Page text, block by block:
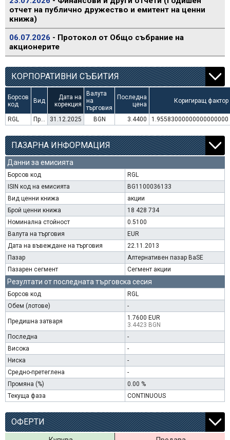
отчет на публично дружество и емитент на ценни
книжа)
06.07.2026 - Протокол от Общо събрание на
акционерите
КОРПОРАТИВНИ СЪБИТИЯ
Борсов
код
Вид
Дата на
корекция
Валута
на
търговия
Последна
цена
Коригиращ фактор
RGL Преминаване към търговия в Евро 31.12.2025 BGN 3.4400 1.95583000000000000000
ПАЗАРНА ИНФОРМАЦИЯ
Данни за емисията
Борсов код
RGL
ISIN код на емисията
BG1100036133
Вид ценни книжа
акции
Брой ценни книжа
18 428 734
Номинална стойност
0.5100
Валута на търговия
EUR
Дата на въвеждане на търговия
22.11.2013
Пазар
Алтернативен пазар BaSE
Пазарен сегмент
Сегмент акции
Резултати от последната търговска сесия
Борсов код
RGL
Обем (лотове)
-
Предишна затваря
1.7600 EUR
3.4423 BGN
Последна
-
Висока
-
Ниска
-
Средно-претеглена
-
Промяна (%)
0.00 %
Текуща фаза
CONTINUOUS
ОФЕРТИ